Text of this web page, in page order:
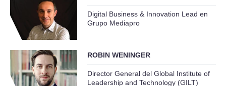
Digital Business & Innovation Lead en
Grupo Mediapro
ROBIN WENINGER
Director General del Global Institute of
Leadership and Technology (GILT)